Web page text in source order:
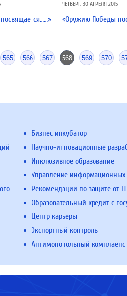
ЧЕТВЕРГ, 30 АПРЕЛЯ 2015
«Оружию Победы
565 566 567 568 569 570
Бизнес инкубатор
Научно-инновационные
Инклюзивное образование
Управление информационных
Рекомендации по защите от
Образовательный кредит с
Центр карьеры
Экспортный контроль
Антимонопольный комплаенс